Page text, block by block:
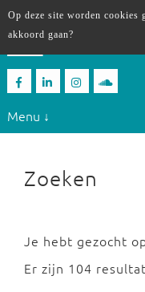
Menu ↓
Zoeken
Je hebt gezocht
Er zijn 104
Op deze site worden cookies
akkoord gaan?